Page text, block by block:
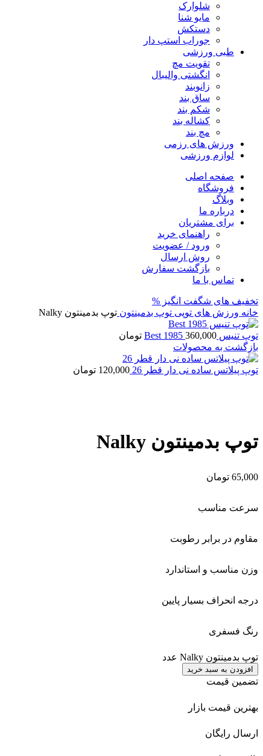
شلوارک
مایو شنا
دستکش
جوراب استپ دار
طبی ورزشی
تقویت مچ
انگشتی واليبال
زانوبند
ساق بند
شکم بند
کشاله بند
مچ بند
ورزش های رزمی
لوازم ورزشی
صفحه اصلی
فروشگاه
وبلاگ
درباره ما
برای مشتریان
راهنمای خرید
ورود / عضویت
روش ارسال
بازگشت سفارش
تماس با ما
تخفیف های شگفت انگیز %
خانه ورزش های توپی توپ بدمینتون توپ بدمینتون Nalky
توپ تنیس Best 1985 360,000
تومان
بازگشت به محصولات
توپ پیلاتس ساده نی دار قطر 26 120,000 تومان
توپ بدمینتون Nalky
65,000 تومان
سرعت مناسب
مقاوم در برابر رطوبت
وزن مناسب و استاندارد
درجه انحراف بسیار پایین
رنگ فسفری
توپ بدمینتون Nalky عدد
افزودن به سبد خرید
تضمین قیمت
بهترین قیمت بازار
ارسال رایگان